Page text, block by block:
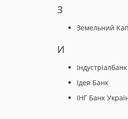
З
Земельний
И
Індустріалбанк
Ідея Банк
ІНГ Банк